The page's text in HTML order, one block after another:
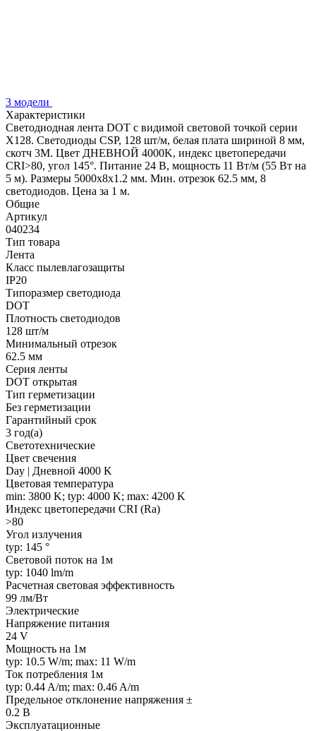
3 модели
Характеристики
Светодиодная лента DOT с видимой световой точкой серии
X128. Светодиоды CSP, 128 шт/м, белая плата шириной 8 мм,
скотч 3M. Цвет ДНЕВНОЙ 4000K, индекс цветопередачи
CRI>80, угол 145°. Питание 24 В, мощность 11 Вт/м (55 Вт на
5 м). Размеры 5000х8х1.2 мм. Мин. отрезок 62.5 мм, 8
светодиодов. Цена за 1 м.
Общие
Артикул
040234
Тип товара
Лента
Класс пылевлагозащиты
IP20
Типоразмер светодиода
DOT
Плотность светодиодов
128 шт/м
Минимальный отрезок
62.5 мм
Серия ленты
DOT открытая
Тип герметизации
Без герметизации
Гарантийный срок
3 год(а)
Светотехнические
Цвет свечения
Day | Дневной 4000 K
Цветовая температура
min: 3800 K; typ: 4000 K; max: 4200 K
Индекс цветопередачи CRI (Ra)
>80
Угол излучения
typ: 145 °
Световой поток на 1м
typ: 1040 lm/m
Расчетная световая эффективность
99 лм/Вт
Электрические
Напряжение питания
24 V
Мощность на 1м
typ: 10.5 W/m; max: 11 W/m
Ток потребления 1м
typ: 0.44 A/m; max: 0.46 A/m
Предельное отклонение напряжения ±
0.2 В
Эксплуатационные